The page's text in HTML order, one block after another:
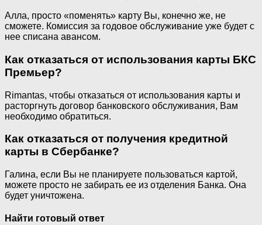
Алла, просто «поменять» карту Вы, конечно же, не
сможете. Комиссия за годовое обслуживание уже будет с
нее списана авансом.
Как отказаться от использования карты БКС
Премьер?
Rimantas, чтобы отказаться от использования карты и
расторгнуть договор банковского обслуживания, Вам
необходимо обратиться.
Как отказаться от получения кредитной
карты в Сбербанке?
Галина, если Вы не планируете пользоваться картой,
можете просто не забирать ее из отделения Банка. Она
будет уничтожена.
Найти готовый ответ